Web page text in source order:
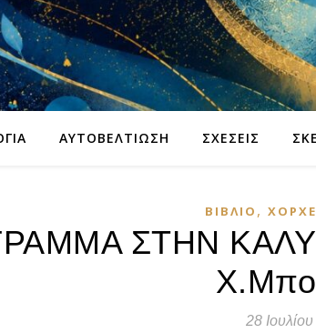
ΑΥΤΟΒΕΛΤΊΩΣΗ ΣΧΈΣΕΙΣ
ΒΙΒΛΊΟ ,
ΣΤΗΝ
28